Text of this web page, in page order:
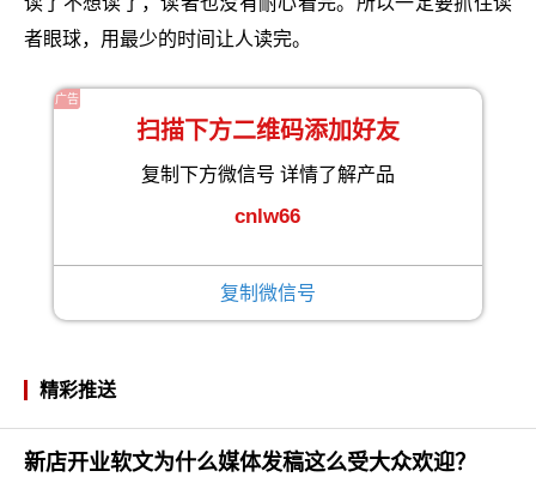
者眼球，用最少的时间让人读完。
广告
扫描下方二维码添加好友
复制下方微信号 详情了解产品
cnlw66
复制微信号
精彩推送
新店开业软文为什么媒体发稿这么受大众欢迎？